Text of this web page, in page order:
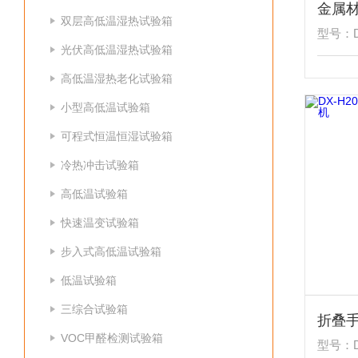
双层高低温湿热试验箱
光伏高低温湿热试验箱
高低温湿热老化试验箱
小型高低温试验箱
可程式恒温恒湿试验箱
冷热冲击试验箱
高低温试验箱
快速温变试验箱
步入式高低温试验箱
低温试验箱
三综合试验箱
VOC甲醛检测试验箱
金属
型号：
折叠
型号：